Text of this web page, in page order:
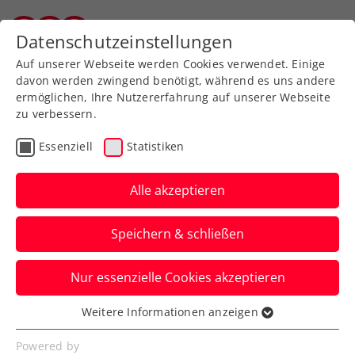
Zurück zur Newsübersicht
Ausbildung
Ex-ÖFB-Teamkapitänin,
Spielerberaterin – und
Rednerin bei Fifteen
Seconds Sports
Ex-Profifußballerin Viktoria Schnaderbeck
Datenschutzeinstellungen
Auf unserer Webseite werden Cookies verwendet. Einige
davon werden zwingend benötigt, während es uns andere
ermöglichen, Ihre Nutzererfahrung auf unserer Webseite
zu verbessern.
Essenziell Statistiken
Alle akzeptieren
Speichern & schließen
Nur essenzielle Cookies akzeptieren
Essenziell
Essenzielle Cookies werden für grundlegende
Weitere Informationen anzeigen
Powered by